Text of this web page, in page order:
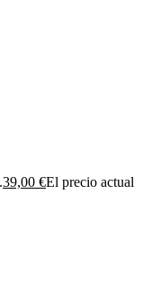
39,00 €El precio actual